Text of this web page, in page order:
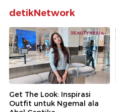
detikNetwork
Get The Look: Inspirasi
Outfit untuk Ngemal ala